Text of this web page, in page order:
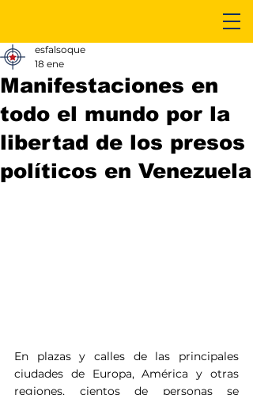
Manifestaciones en
todo el mundo por la
libertad de los presos
políticos en Venezuela
esfalsoque
18 ene
En plazas y calles de las principales
ciudades de Europa, América y otras
regiones, cientos de personas se